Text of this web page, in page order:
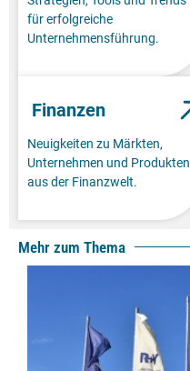
für erfolgreiche
Unternehmensführung.
Finanzen
Neuigkeiten zu Märkten,
Unternehmen und Produkten
aus der Finanzwelt.
Mehr zum Thema